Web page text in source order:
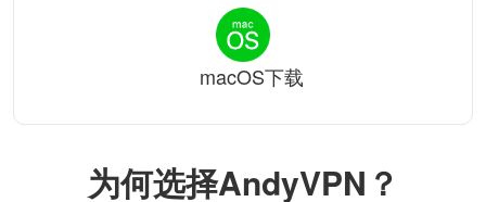
为何选择AndyVPN？
macOS下载